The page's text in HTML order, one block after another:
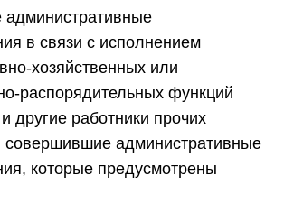
в связи с исполнением
хозяйственных или
распорядительных функций
другие работники прочих
совершившие административные
которые предусмотрены